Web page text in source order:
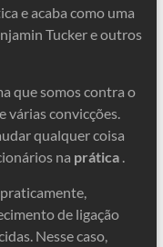
e acaba como uma
Tucker e outros
que somos contra o
várias convicções.
qualquer coisa
na prática.
de ligação
Nesse caso,